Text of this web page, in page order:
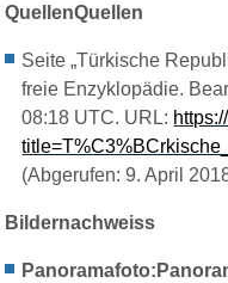
QuellenQuellen
Seite „Türkische
freie Enzyklopädie.
08:18 UTC. URL:
(Abgerufen: 9. April
Bildernachweiss